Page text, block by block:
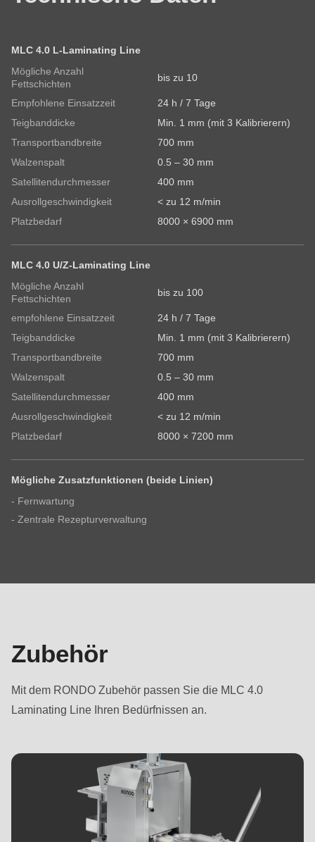
Ich habe dieDatenschutzerklärung
genommen.
MLC 4.0 L-Laminating Line
Mögliche Anzahl
Fettschichten
bis zu 10
Empfohlene Einsatzzeit
24 h / 7 Tage
Teigbanddicke
Min. 1 mm (mit 3 Kalibrierern)
Transportbandbreite
700 mm
Walzenspalt
0.5 – 30 mm
Satellitendurchmesser
400 mm
Ausrollgeschwindigkeit
< zu 12 m/min
Platzbedarf
8000 × 6900 mm
MLC 4.0 U/Z-Laminating Line
Mögliche Anzahl
Fettschichten
bis zu 100
empfohlene Einsatzzeit
24 h / 7 Tage
Teigbanddicke
Min. 1 mm (mit 3 Kalibrierern)
Transportbandbreite
700 mm
Walzenspalt
0.5 – 30 mm
Satellitendurchmesser
400 mm
Ausrollgeschwindigkeit
< zu 12 m/min
Platzbedarf
8000 × 7200 mm
Mögliche Zusatzfunktionen (beide Linien)
- Fernwartung
- Zentrale Rezepturverwaltung
Zubehör
Mit dem RONDO Zubehör passen Sie die MLC 4.0
Laminating Line Ihren Bedürfnissen an.